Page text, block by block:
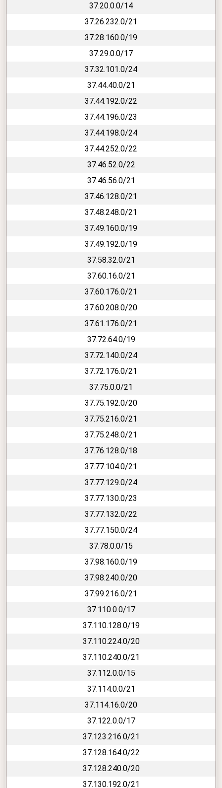
37.20.0.0/14
37.26.232.0/21
37.28.160.0/19
37.29.0.0/17
37.32.101.0/24
37.44.40.0/21
37.44.192.0/22
37.44.196.0/23
37.44.198.0/24
37.44.252.0/22
37.46.52.0/22
37.46.56.0/21
37.46.128.0/21
37.48.248.0/21
37.49.160.0/19
37.49.192.0/19
37.58.32.0/21
37.60.16.0/21
37.60.176.0/21
37.60.208.0/20
37.61.176.0/21
37.72.64.0/19
37.72.140.0/24
37.72.176.0/21
37.75.0.0/21
37.75.192.0/20
37.75.216.0/21
37.75.248.0/21
37.76.128.0/18
37.77.104.0/21
37.77.129.0/24
37.77.130.0/23
37.77.132.0/22
37.77.150.0/24
37.78.0.0/15
37.98.160.0/19
37.98.240.0/20
37.99.216.0/21
37.110.0.0/17
37.110.128.0/19
37.110.224.0/20
37.110.240.0/21
37.112.0.0/15
37.114.0.0/21
37.114.16.0/20
37.122.0.0/17
37.123.216.0/21
37.128.164.0/22
37.128.240.0/20
37.130.192.0/21